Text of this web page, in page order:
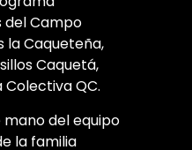
del Campo
la Caqueteña,
Caquetá,
Colectiva QC.
mano del equipo
la familia